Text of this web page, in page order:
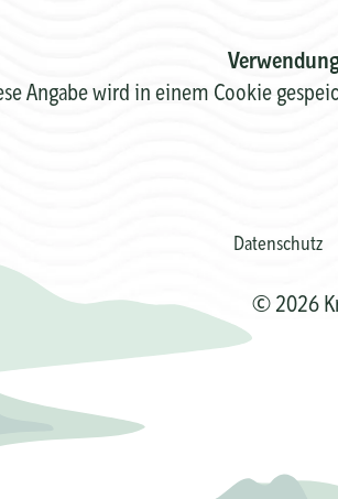
Angabe wird in einem Cookie
Datenschutz
© 2026